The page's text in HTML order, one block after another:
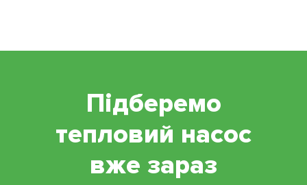
Підберемо
тепловий насос
вже зараз